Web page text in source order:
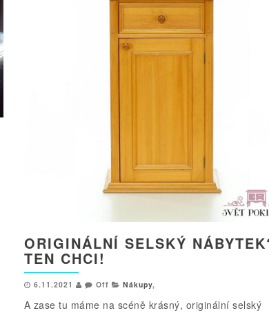
ORIGINÁLNÍ SELSKÝ
TEN CHCI!
6.11.2021 Off Nákupy,
A zase tu máme na scéně krásný, originální selský